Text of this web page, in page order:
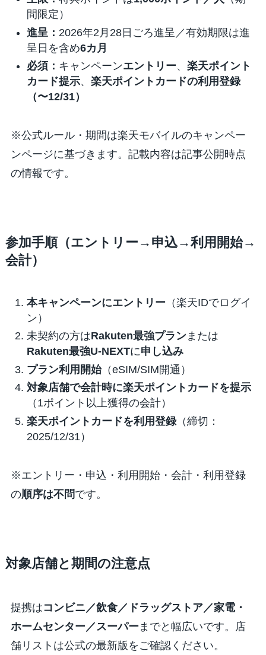
間限定）
進呈： 2026年2月28日ごろ進呈／有効期限は進
呈日を含め6カ月
必須： キャンペーンエントリー、 楽天ポイント
カード提示、 楽天ポイントカードの利用登録
（〜12/31）
※公式ルール・期間は楽天モバイルのキャンペー
ンページに基づきます。記載内容は記事公開時点
の情報です。
参加手順（エントリー→申込→利用開始→
会計）
本キャンペーンにエントリー（楽天IDでログイ
ン）
未契約の方はRakuten最強プランまたは
Rakuten最強U-NEXTに申し込み
プラン利用開始（eSIM/SIM開通）
対象店舗で会計時に楽天ポイントカードを提示
（1ポイント以上獲得の会計）
楽天ポイントカードを利用登録（締切：
2025/12/31）
※エントリー・申込・利用開始・会計・利用登録
の順序は不問です。
対象店舗と期間の注意点
提携はコンビニ／飲食／ドラッグストア／家電・
ホームセンター／スーパーまでと幅広いです。店
舗リストは公式の最新版をご確認ください。